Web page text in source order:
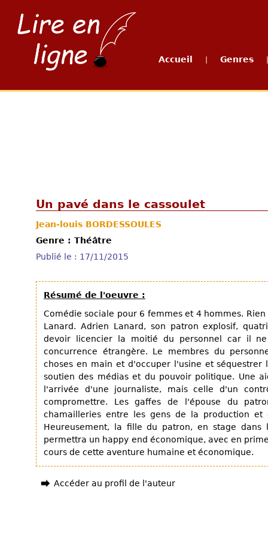
Accueil Genres
Un pavé dans le cassoulet
Jean-louis BORDESSOULES
Genre : Théâtre
Publié le : 17/11/2015
Résumé de l'oeuvre :
Comédie sociale pour 6 femmes et 4 hommes.
Lanard. Adrien Lanard, son patron explosif,
devoir licencier la moitié du personnel car il
concurrence étrangère. Le membres du
choses en main et d'occuper l'usine et
soutien des médias et du pouvoir politique. Une
l'arrivée d'une journaliste, mais celle d'un
compromettre. Les gaffes de l'épouse du
chamailleries entre les gens de la production et
Heureusement, la fille du patron, en stage dans
permettra un happy end économique, avec en
cours de cette aventure humaine et économique.
Accéder au profil de l'auteur